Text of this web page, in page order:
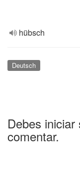
hübsch
Deutsch
Debes
comentar.